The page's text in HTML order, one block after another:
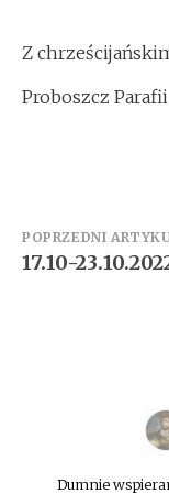
Z
Proboszcz Parafii
Zobacz
wpisy
POPRZEDNI
17.10-
Dumnie